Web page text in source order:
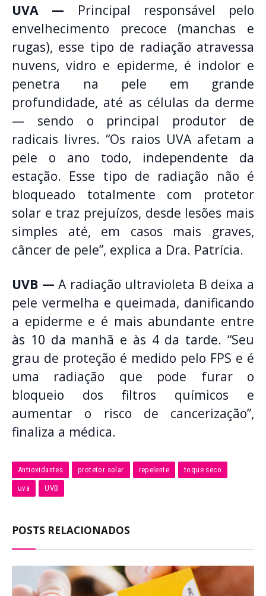
UVA — Principal responsável pelo
envelhecimento precoce (manchas e
rugas), esse tipo de radiação atravessa
nuvens, vidro e epiderme, é indolor e
penetra na pele em grande
profundidade, até as células da derme
— sendo o principal produtor de
radicais livres. “Os raios UVA afetam a
pele o ano todo, independente da
estação. Esse tipo de radiação não é
bloqueado totalmente com protetor
solar e traz prejuízos, desde lesões mais
simples até, em casos mais graves,
câncer de pele”, explica a Dra. Patrícia.
UVB — A radiação ultravioleta B deixa a
pele vermelha e queimada, danificando
a epiderme e é mais abundante entre
às 10 da manhã e às 4 da tarde. “Seu
grau de proteção é medido pelo FPS e é
uma radiação que pode furar o
bloqueio dos filtros químicos e
aumentar o risco de cancerização”,
finaliza a médica.
Antioxidantes protetor solar repelente toque seco
uva UVB
POSTS RELACIONADOS